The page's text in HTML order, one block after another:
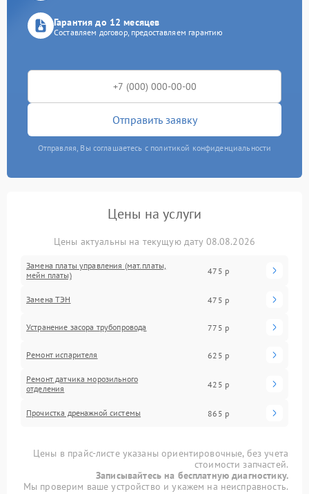
Гарантия до 12 месяцев
Составляем договор, предоставляем гарантию
Отправить заявку
Отправляя, Вы соглашаетесь с политикой конфиденциальности
Цены на услуги
Цены актуальны на текущую дату 08.08.2026
Замена платы управления (мат.платы,
мейн платы)
475 р
Замена ТЭН 475 р
Устранение засора трубопровода 775 р
Ремонт испарителя 625 р
Ремонт датчика морозильного
отделения
425 р
Прочистка дренажной системы 865 р
Цены в прайс-листе указаны ориентировочные, без учета
стоимости запчастей.
Записывайтесь на бесплатную диагностику.
Мы проверим ваше устройство и укажем на неисправность.